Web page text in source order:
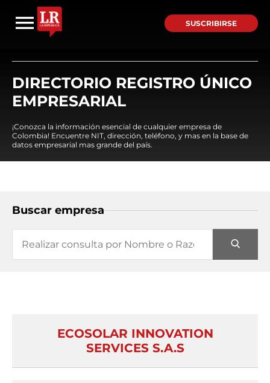
SUSCRIBIRSE
DIRECTORIO REGISTRO ÚNICO
EMPRESARIAL
¡Conozca la información esencial de cualquier empresa de
Colombia! Encuentre NIT, dirección, teléfono, y mas en la base de
datos empresarial mas grande del país.
Buscar empresa
ECOSOLAR INNOVATION
SERVICES S.A.S